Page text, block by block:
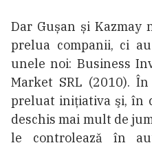
Dar Gușan și
prelua companii, ci
unele noi: Business
Market SRL (2010).
preluat iniţiativa şi, în
deschis mai mult de
le controlează în